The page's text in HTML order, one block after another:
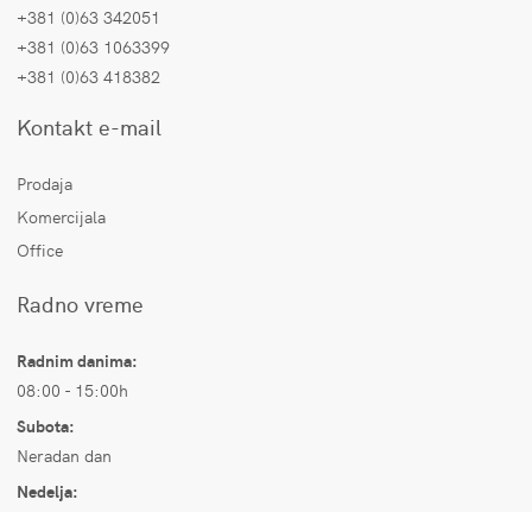
+381 (0)63 342051
+381 (0)63 1063399
+381 (0)63 418382
Kontakt e-mail
Prodaja
Komercijala
Office
Radno vreme
Radnim danima:
08:00 - 15:00h
Subota:
Neradan dan
Nedelja: